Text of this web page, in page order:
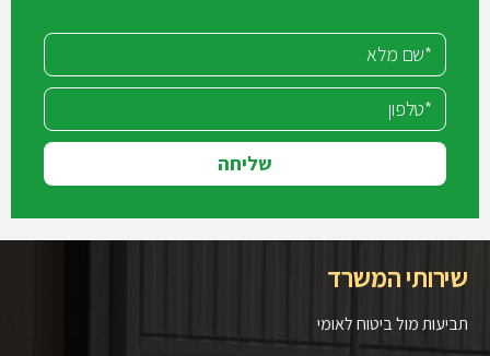
שליחה
שירותי המשרד
תביעות מול ביטוח לאומי